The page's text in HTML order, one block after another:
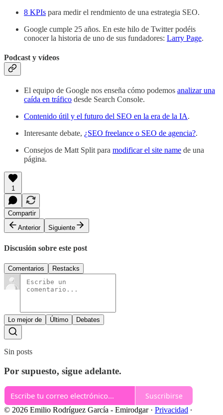
8 KPIs para medir el rendmiento de una estrategia SEO.
Google cumple 25 años. En este hilo de Twitter podéis
conocer la historia de uno de sus fundadores: Larry Page.
Podcast y vídeos
El equipo de Google nos enseña cómo podemos analizar una
caída en tráfico desde Search Console.
Contenido útil y el futuro del SEO en la era de la IA.
Interesante debate, ¿SEO freelance o SEO de agencia?.
Consejos de Matt Split para modificar el site name de una
página.
1
Compartir
Anterior
Siguiente
Discusión sobre este post
Comentarios Restacks
Lo mejor de Último Debates
Sin posts
Por supuesto, sigue adelante.
Suscribirse
© 2026 Emilio Rodríguez García - Emirodgar· Privacidad ∙